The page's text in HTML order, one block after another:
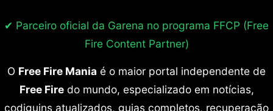
✔ Parceiro oficial da Garena no programa FFCP (Free
Fire Content Partner)
O Free Fire Mania é o maior portal independente de
Free Firedo mundo, especializado em notícias,
codiguins atualizados, guias completos, recuperação